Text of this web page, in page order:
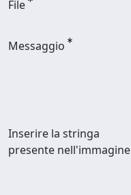
File
Messaggio
Inserire la stringa
presente nell'immagine